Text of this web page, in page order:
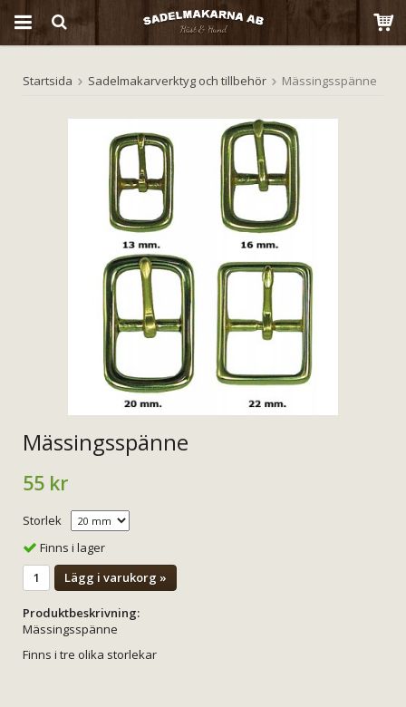
Produkten har blivit tillagd i varukorgen
Startsida Sadelmakarverktyg och tillbehör Mässingsspänne
Mässingsspänne
55 kr
Storlek
Finns i lager
Lägg i varukorg »
Produktbeskrivning:
Mässingsspänne
Finns i tre olika storlekar